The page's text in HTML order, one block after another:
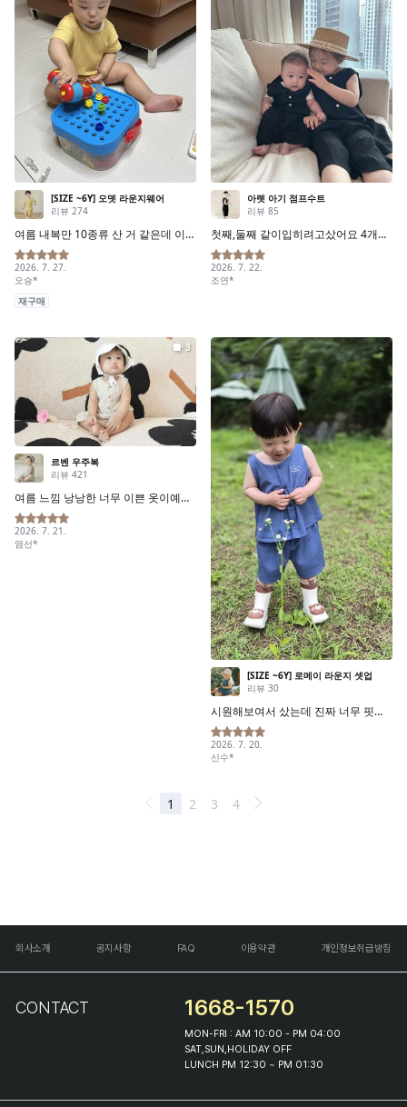
회사소개 공지사항 FAQ 이용약관 개인정보취급방침
CONTACT 1668-1570
MON-FRI : AM 10:00 - PM 04:00
SAT,SUN,HOLIDAY OFF
LUNCH PM 12:30 ~ PM 01:30